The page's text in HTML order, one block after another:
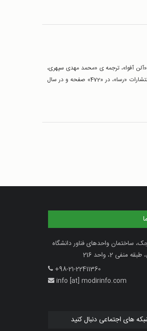
آفوا»، ترجمه ی «محمد مهدی سپهری،
محمد مرادی و احسان ملیحی» توسط انتشارات «رسا»، در «472» صفحه و در سال
ساختمان واحدهای فناور دانشگاه
منفی 2، واحد 216
+98-21-22411360
info [at] modirinfo.com
های اجتماعی دنبال کنید